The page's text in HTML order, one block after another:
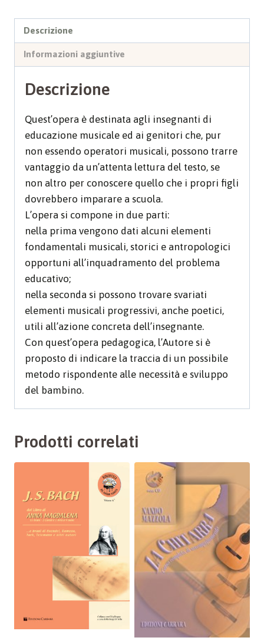
Descrizione
Informazioni aggiuntive
Descrizione
Quest’opera è destinata agli insegnanti di
educazione musicale ed ai genitori che, pur
non essendo operatori musicali, possono trarre
vantaggio da un’attenta lettura del testo, se
non altro per conoscere quello che i propri figli
dovrebbero imparare a scuola.
L’opera si compone in due parti:
nella prima vengono dati alcuni elementi
fondamentali musicali, storici e antropologici
opportuni all’inquadramento del problema
educativo;
nella seconda si possono trovare svariati
elementi musicali progressivi, anche poetici,
utili all’azione concreta dell’insegnante.
Con quest’opera pedagogica, l’Autore si è
proposto di indicare la traccia di un possibile
metodo rispondente alle necessità e sviluppo
del bambino.
Prodotti correlati